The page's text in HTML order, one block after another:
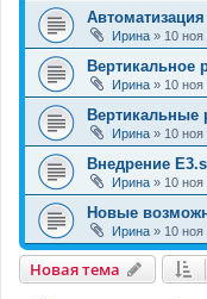
Ирина » 10 ноя
Вертикальное
Ирина » 10 ноя
Вертикальные
Ирина » 10 ноя
Внедрение
Ирина » 10 ноя
Новые
Ирина » 10 ноя
Новая тема